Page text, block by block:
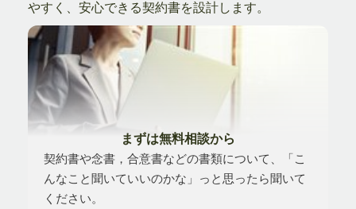
やすく、安心できる契約書を設計します。
まずは無料相談から
契約書や念書，合意書などの書類について、「こ
んなこと聞いていいのかな」っと思ったら聞いて
ください。